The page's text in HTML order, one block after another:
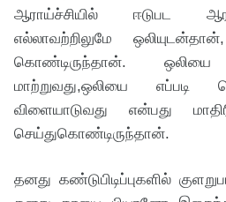
ஆராய்ச்சியில் ஈடுபட
எல்லாவற்றிலுமே
கொண்டிருந்தான்.
மாற்றுவது,ஒலியை எப்படி
விளையாடுவது என்பது
செய்துகொண்டிருந்தான்.
தனது கண்டுபிடிப்புகளில்